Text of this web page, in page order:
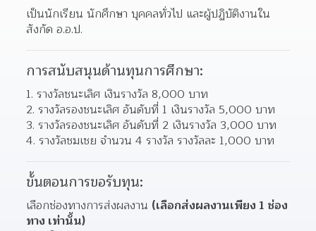
เป็นนักเรียน นักศึกษา บุคคลทั่วไป และผู้ปฏิบัติงานใน
สังกัด อ.อ.ป.
การสนับสนุนด้านทุนการศึกษา:
รางวัลชนะเลิศ เงินรางวัล 8,000 บาท
รางวัลรองชนะเลิศ อันดับที่ 1 เงินรางวัล 5,000 บาท
รางวัลรองชนะเลิศ อันดับที่ 2 เงินรางวัล 3,000 บาท
รางวัลชมเชย จำนวน 4 รางวัล รางวัลละ 1,000 บาท
ขั้นตอนการขอรับทุน:
เลือกช่องทางการส่งผลงาน (เลือกส่งผลงานเพียง 1 ช่อง
ทาง เท่านั้น)